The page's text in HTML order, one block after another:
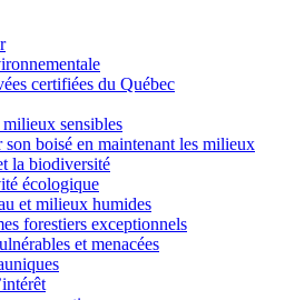
certifiées du Québec
sensibles
son boisé en maintenant les milieux
la biodiversité
écologique
et milieux humides
forestiers exceptionnels
et menacées